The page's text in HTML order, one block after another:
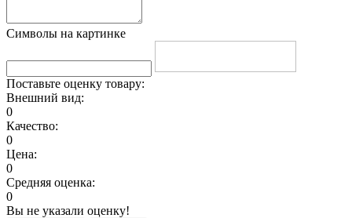
Символы на картинке
Поставьте оценку товару:
Внешний вид:
0
Качество:
0
Цена:
0
Средняя оценка:
0
Вы не указали оценку!